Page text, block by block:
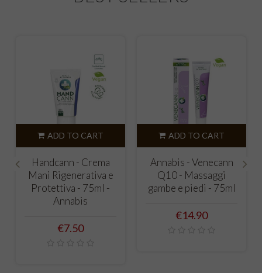
ADD TO CART
Handcann - Crema
Mani Rigenerativa e
Protettiva - 75ml -
Annabis
Price
€7.50
ADD TO CART
Annabis - Venecann
Q10 - Massaggi
gambe e piedi - 75ml
Price
€14.90